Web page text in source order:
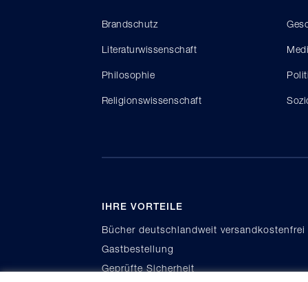
Brandschutz
Literaturwissenschaft
Philosophie
Religionswissenschaft
IHRE VORTEILE
Bücher deutschlandweit versandkostenfrei
Gastbestellung
Geprüfte Sicherheit